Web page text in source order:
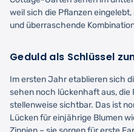
weil sich die Pflanzen
und überraschende
Geduld als Schlüssel
Im ersten Jahr etablieren sich
sehen noch lückenhaft aus, die
stellenweise sichtbar. Das ist
Lücken für einjährige Blumen